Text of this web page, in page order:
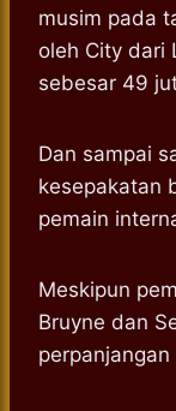
musim pada
oleh City dari
sebesar 49
Dan sampai
kesepakatan
pemain
Meskipun
Bruyne dan